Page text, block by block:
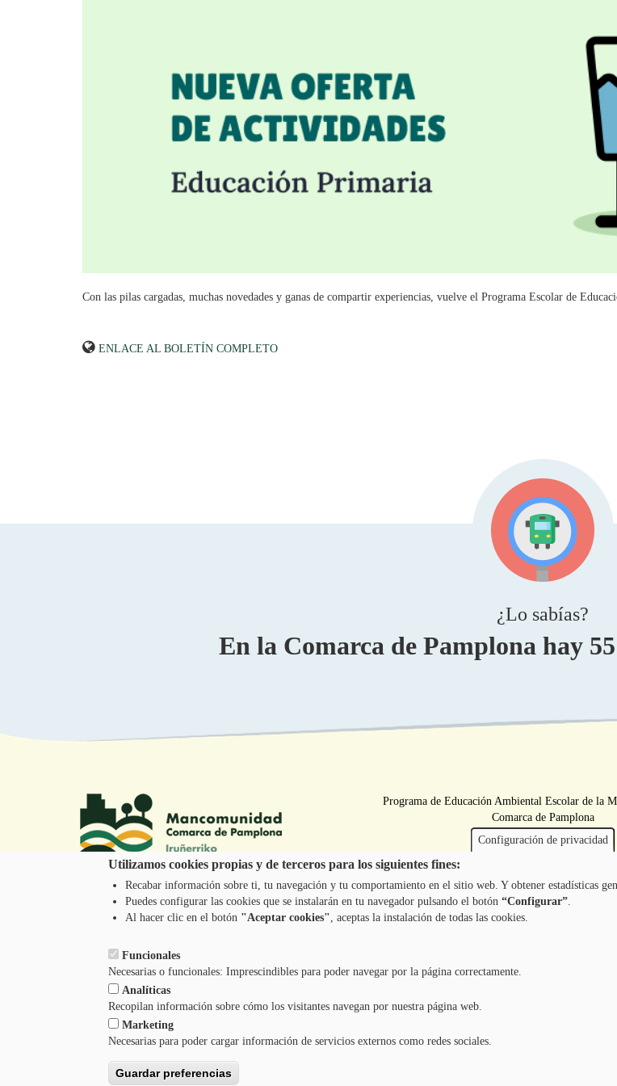
Con las pilas cargadas, muchas novedades y ganas de compartir experiencias, vuelve el Programa Escolar de
ENLACE AL BOLETÍN COMPLETO
¿Lo sabías?
En la Comarca de Pamplona hay
Tel.: 948 203 444
Programa de Educación Ambiental Escolar de la
Comarca de Pamplona
Configuración de privacidad
Utilizamos cookies propias y de terceros para los siguientes fines:
Recabar información sobre ti, tu navegación y tu comportamiento en el sitio web. Y obtener estadísticas
Puedes configurar las cookies que se instalarán en tu navegador pulsando el botón“Configurar”.
Al hacer clic en el botón "Aceptar cookies", aceptas la instalación de todas las cookies.
Funcionales
Necesarias o funcionales: Imprescindibles para poder navegar por la página correctamente.
Analíticas
Recopilan información sobre cómo los visitantes navegan por nuestra página web.
Marketing
Necesarias para poder cargar información de servicios externos como redes sociales.
Guardar preferencias